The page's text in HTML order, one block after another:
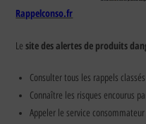
Rappelconso.fr
Lesite des alertes de produits
Consulter tous les rappels
Connaître les risques encourus
Appeler le service